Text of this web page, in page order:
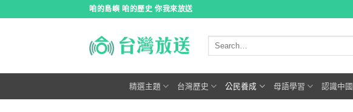
咱的島嶼 咱的歷史 你我來放送
精選主題 台灣歷史 公民養成 母語學習 認識中國